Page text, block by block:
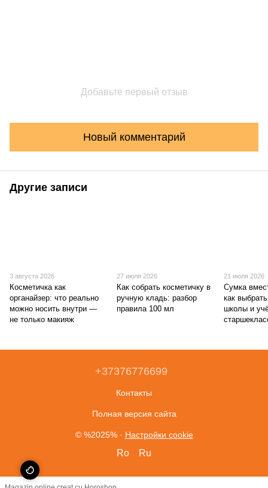
Добавьте первый отзыв
Новый комментарий
Другие записи
3 августа 2026
Косметичка как
органайзер: что реально
можно носить внутри —
не только макияж
27 июля 2026
Как собрать косметичку в
ручную кладь: разбор
правила 100 мл
21 июля 2026
Сумка
как
школы и
+37376776699
Контакты
Полная версия сайта
© %2025% · Настройки cookie
Ro Ru